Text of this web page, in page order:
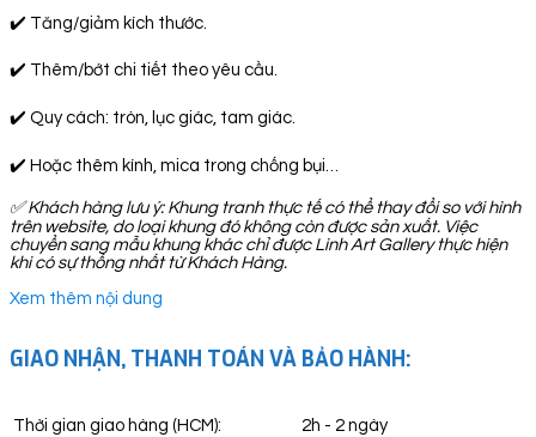
✔️ Tăng/giảm kích thước.
✔️ Thêm/bớt chi tiết theo yêu cầu.
✔️ Quy cách: tròn, lục giác, tam giác.
✔️ Hoặc thêm kính, mica trong chống bụi…
✅Khách hàng lưu ý: Khung tranh thực tế có thể thay đổi so với hình
trên website, do loại khung đó không còn được sản xuất. Việc
chuyển sang mẫu khung khác chỉ được Linh Art Gallery thực hiện
khi có sự thống nhất từ Khách Hàng.
Xem thêm nội dung
GIAO NHẬN, THANH TOÁN VÀ BẢO HÀNH:
Thời gian giao hàng (HCM):
2h - 2 ngày